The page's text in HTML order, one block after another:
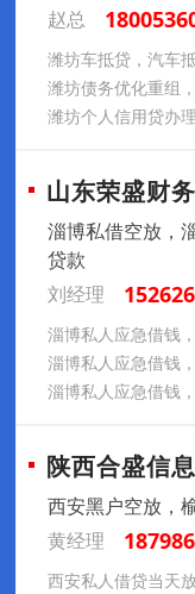
赵总
潍坊车抵贷，汽车
潍坊债务优化重组
潍坊个人信用贷办
山东荣盛财
淄博私借空放，
贷款
刘经理
淄博私人应急借钱
淄博私人应急借钱
淄博私人应急借钱
陕西合盛信
西安黑户空放，
黄经理
西安私人借贷当天